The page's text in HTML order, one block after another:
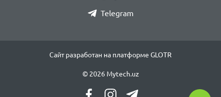
Telegram
Сайт разработан на платформе GLOTR
© 2026 Mytech.uz